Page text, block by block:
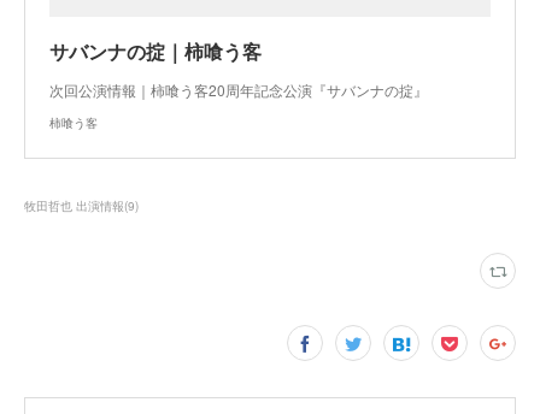
サバンナの掟｜柿喰う客
次回公演情報｜柿喰う客20周年記念公演『サバンナの掟』
柿喰う客
牧田哲也 出演情報(9)